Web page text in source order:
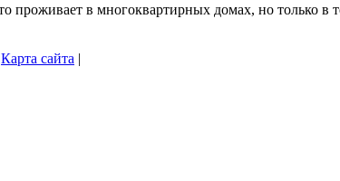
проживает в многоквартирных домах, но только в
Карта сайта |